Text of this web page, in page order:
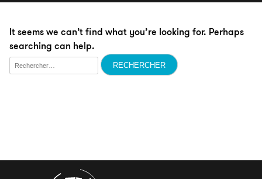
It seems we can’t find what you’re looking for. Perhaps
searching can help.
Rechercher :